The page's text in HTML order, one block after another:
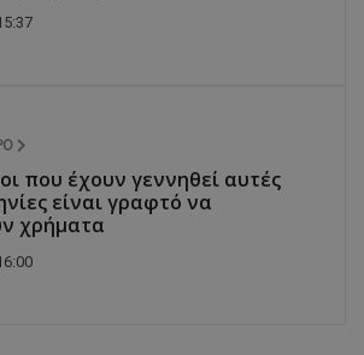
που έχουν γεννηθεί αυτές
είναι γραφτό να
χρήματα